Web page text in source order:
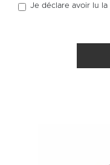
Je déclare avoir lu la